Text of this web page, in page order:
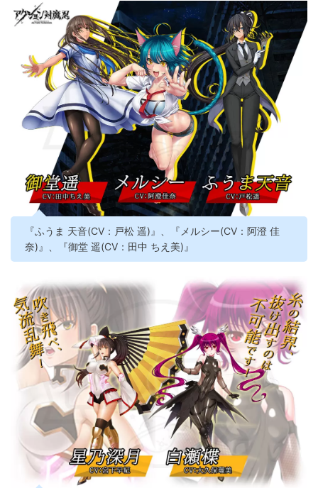
『ふうま 天音(CV：戸松 遥)』、『メルシー(CV：阿澄 佳
奈)』、『御堂 遥(CV：田中 ちえ美)』